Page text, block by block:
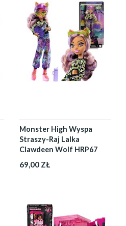
Monster High Wyspa
Straszy-Raj Lalka
Clawdeen Wolf HRP67
69,00 ZŁ